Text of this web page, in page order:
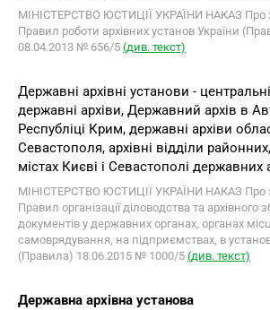
МІНІСТЕРСТВО ЮСТИЦІЇ УКРАЇНИ НАКАЗ Про
Правил роботи архівних установ України
08.04.2013 № 656/5 (див. текст)
Державні архівні установи -
державні архіви, Державний архів в
Республіці Крим, державні архіви
Севастополя, архівні відділи
містах Києві і Севастополі державних
МІНІСТЕРСТВО ЮСТИЦІЇ УКРАЇНИ НАКАЗ Про
Правил організації діловодства та архівного
документів у державних органах, органах
самоврядування, на підприємствах, в
(Правила) 18.06.2015 № 1000/5 (див. текст)
Державна архівна установа